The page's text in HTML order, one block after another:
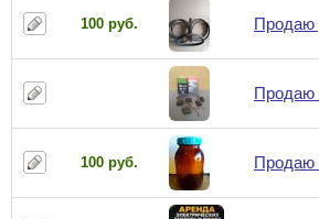
100 руб. Продаю
Продаю
100 руб. Продаю